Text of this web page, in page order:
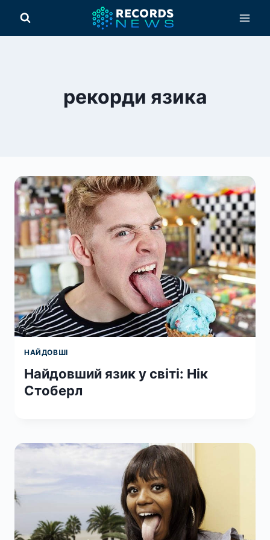
вмісту
рекорди язика
НАЙДОВШІ
Найдовший язик у світі: Нік
Стоберл